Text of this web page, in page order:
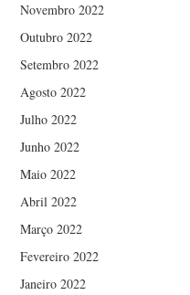
Novembro 2022
Outubro 2022
Setembro 2022
Agosto 2022
Julho 2022
Junho 2022
Maio 2022
Abril 2022
Março 2022
Fevereiro 2022
Janeiro 2022